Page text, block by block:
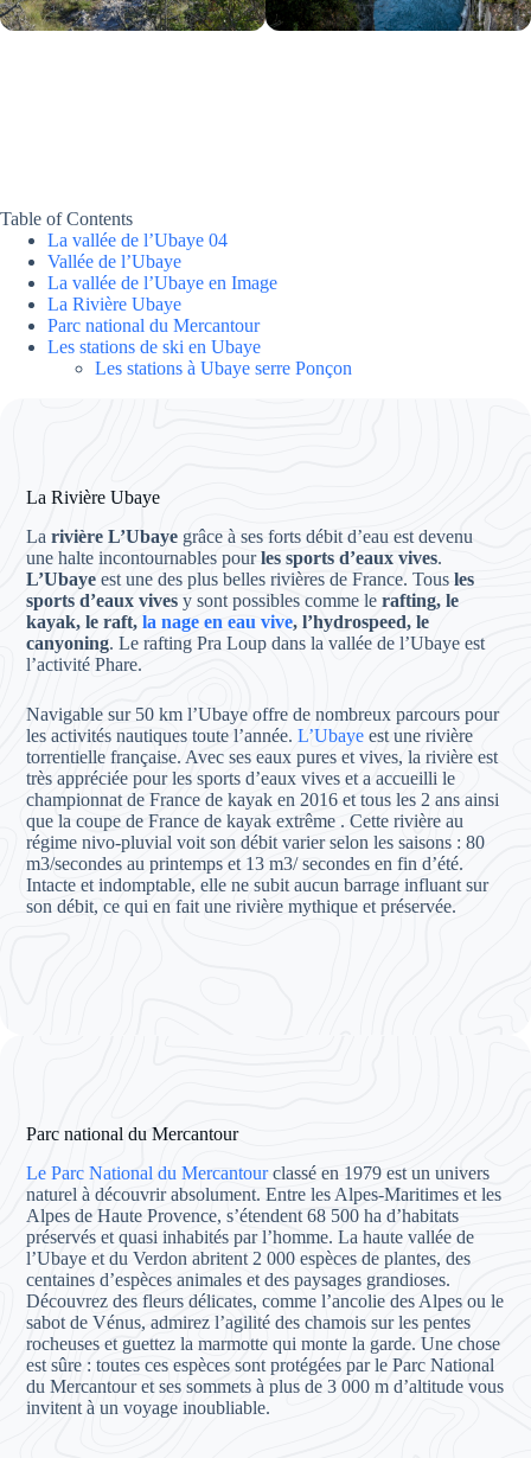
Table of Contents
La vallée de l’Ubaye 04
Vallée de l’Ubaye
La vallée de l’Ubaye en Image
La Rivière Ubaye
Parc national du Mercantour
Les stations de ski en Ubaye
Les stations à Ubaye serre Ponçon
La Rivière Ubaye
Larivière L’Ubaye grâce à ses forts débit d’eau est devenu
une halte incontournables pourles sports d’eaux vives.
L’Ubaye est une des plus belles rivières de France. Tousles
sports d’eaux vives y sont possibles comme lerafting, le
kayak, le raft,la nage en eau vive, l’hydrospeed, le
canyoning. Le rafting Pra Loup dans la vallée de l’Ubaye est
l’activité Phare.
Navigable sur 50 km l’Ubaye offre de nombreux parcours pour
les activités nautiques toute l’année. L’Ubaye est une rivière
torrentielle française. Avec ses eaux pures et vives, la rivière est
très appréciée pour les sports d’eaux vives et a accueilli le
championnat de France de kayak en 2016 et tous les 2 ans ainsi
que la coupe de France de kayak extrême . Cette rivière au
régime nivo-pluvial voit son débit varier selon les saisons : 80
m3/secondes au printemps et 13 m3/ secondes en fin d’été.
Intacte et indomptable, elle ne subit aucun barrage influant sur
son débit, ce qui en fait une rivière mythique et préservée.
Parc national du Mercantour
Le Parc National du Mercantourclassé en 1979 est un univers
naturel à découvrir absolument. Entre les Alpes-Maritimes et les
Alpes de Haute Provence, s’étendent 68 500 ha d’habitats
préservés et quasi inhabités par l’homme. La haute vallée de
l’Ubaye et du Verdon abritent 2 000 espèces de plantes, des
centaines d’espèces animales et des paysages grandioses.
Découvrez des fleurs délicates, comme l’ancolie des Alpes ou le
sabot de Vénus, admirez l’agilité des chamois sur les pentes
rocheuses et guettez la marmotte qui monte la garde. Une chose
est sûre : toutes ces espèces sont protégées par le Parc National
du Mercantour et ses sommets à plus de 3 000 m d’altitude vous
invitent à un voyage inoubliable.